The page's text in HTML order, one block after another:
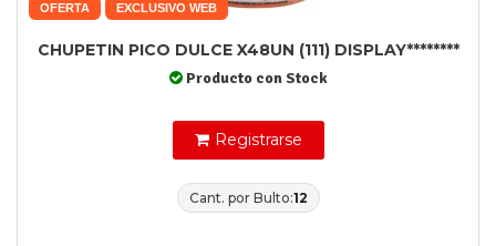
OFERTA EXCLUSIVO WEB
CHUPETIN PICO DULCE X48UN (111) DISPLAY********
Producto con Stock
Registrarse
Cant. por Bulto:12